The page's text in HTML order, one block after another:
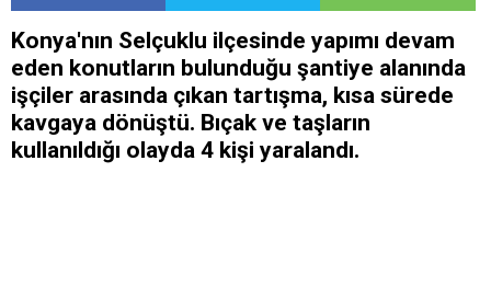
Konya'nın Selçuklu ilçesinde yapımı devam
eden konutların bulunduğu şantiye alanında
işçiler arasında çıkan tartışma, kısa sürede
kavgaya dönüştü. Bıçak ve taşların
kullanıldığı olayda 4 kişi yaralandı.